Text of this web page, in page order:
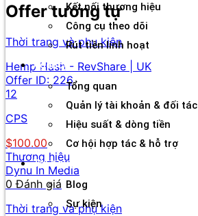
Kết nối thương hiệu
Công cụ theo dõi
Rút tiền linh hoạt
Agency
Tổng quan
Quản lý tài khoản & đối tác
Hiệu suất & dòng tiền
Cơ hội hợp tác & hỗ trợ
Tài nguyên
Blog
Sự kiện
Offer tương tự
Thời trang và phụ kiện
Hemp Hash - RevShare | UK
Offer ID: 226
12
CPS
$100.00
Thương hiệu
Dynu In Media
0 Đánh giá
Thời trang và phụ kiện